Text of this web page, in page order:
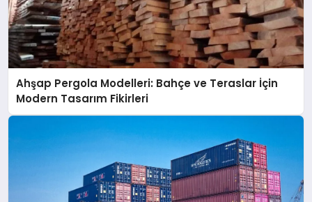
Ahşap Pergola Modelleri: Bahçe ve Teraslar İçin
Modern Tasarım Fikirleri